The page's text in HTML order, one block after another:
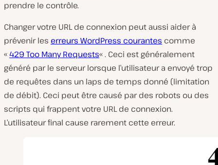
prendre le contrôle.
Changer votre URL de connexion peut aussi aider à
prévenir les erreurs WordPress courantes comme
«429 Too Many Requests« . Ceci est généralement
généré par le serveur lorsque l’utilisateur a envoyé trop
de requêtes dans un laps de temps donné (limitation
de débit). Ceci peut être causé par des robots ou des
scripts qui frappent votre URL de connexion.
L’utilisateur final cause rarement cette erreur.